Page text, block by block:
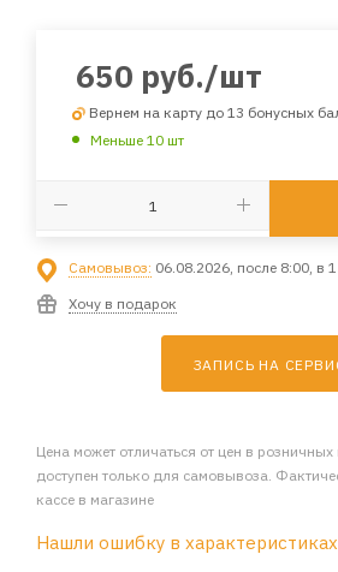
650 руб./шт
Вернем на карту до 13 бонусных
Меньше 10 шт
Самовывоз: 06.08.2026, после 8:00, в
Хочу в подарок
ЗАПИСЬ НА
Цена может отличаться от цен в розничных
доступен только для самовывоза.
кассе в магазине
Нашли ошибку в